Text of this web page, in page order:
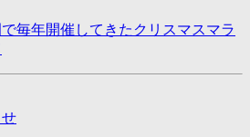
毎年開催してきたクリスマスマラ